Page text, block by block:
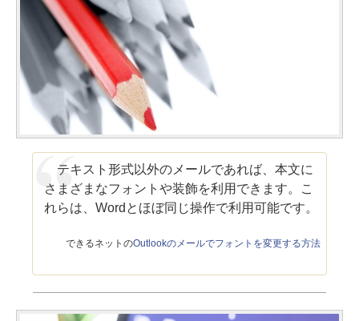
テキスト形式以外のメールであれば、本文に
さまざまなフォントや装飾を利用できます。こ
れらは、Wordとほぼ同じ操作で利用可能です。
できるネットのOutlookのメールでフォントを変更する方法